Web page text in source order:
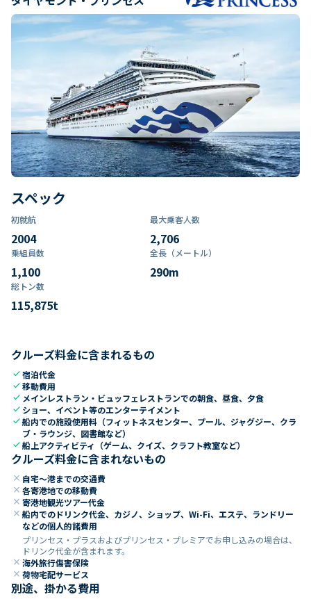
スペック
初就航
2004
最大乗客人数
2,706
乗組員数​
1,100
全長（メートル）
290m
総トン数​
115,875t
クルーズ料金に含まれるもの
check宿泊代金
check移動費用
check メインレストラン・ビュッフェレストランでの朝食、昼食、夕食
check ショー、イベント等のエンターテイメント
check船内での施設使用料（フィットネスセンター、プール、ジャグジー、クラ
ブ・ラウンジ、図書館など）
check船上アクティビティ（ゲーム、クイズ、クラフト教室など）
クルーズ料金に含まれないもの
close 自宅～港までの交通費
close 各寄港地での移動費
close 寄港地観光ツアー代金
close 船内でのドリンク代金、カジノ、ショップ、Wi-Fi、エステ、ランドリー
などの個人的諸費用
プリンセス・プラスおよびプリンセス・プレミアでお申し込みの場合は、
ドリンク代金が含まれます。
close 海外旅行傷害保険
close 荷物宅配サービス
別途、掛かる費用